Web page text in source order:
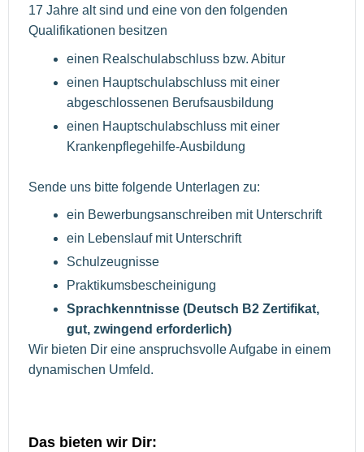
17 Jahre alt sind und eine von den folgenden
Qualifikationen besitzen
einen Realschulabschluss bzw. Abitur
einen Hauptschulabschluss mit einer
abgeschlossenen Berufsausbildung
einen Hauptschulabschluss mit einer
Krankenpflegehilfe-Ausbildung
Sende uns bitte folgende Unterlagen zu:
ein Bewerbungsanschreiben mit Unterschrift
ein Lebenslauf mit Unterschrift
Schulzeugnisse
Praktikumsbescheinigung
Sprachkenntnisse (Deutsch B2 Zertifikat,
gut, zwingend erforderlich)
Wir bieten Dir eine anspruchsvolle Aufgabe in einem
dynamischen Umfeld.
Das bieten wir Dir: